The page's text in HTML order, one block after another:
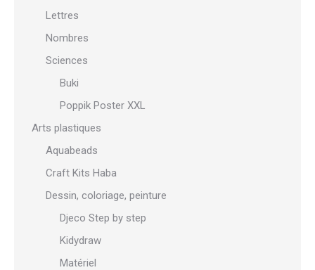
Lettres
Nombres
Sciences
Buki
Poppik Poster XXL
Arts plastiques
Aquabeads
Craft Kits Haba
Dessin, coloriage, peinture
Djeco Step by step
Kidydraw
Matériel